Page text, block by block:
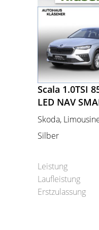
Scala 1.0TSI
LED NAV
Skoda,
Silber
Leistung
Laufleistung
Erstzulassung